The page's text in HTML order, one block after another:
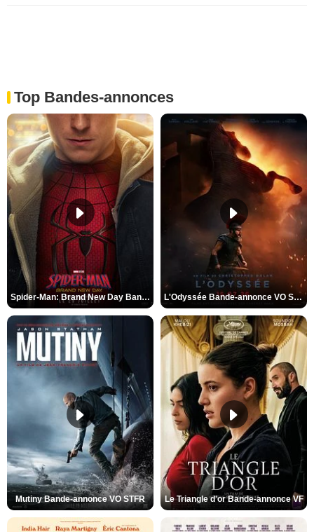
Top Bandes-annonces
Spider-Man: Brand New Day Bande-annonce VO STFR L'Odyssée Bande-annonce VO STFR
Mutiny Bande-annonce VO STFR Le Triangle d'or Bande-annonce VF